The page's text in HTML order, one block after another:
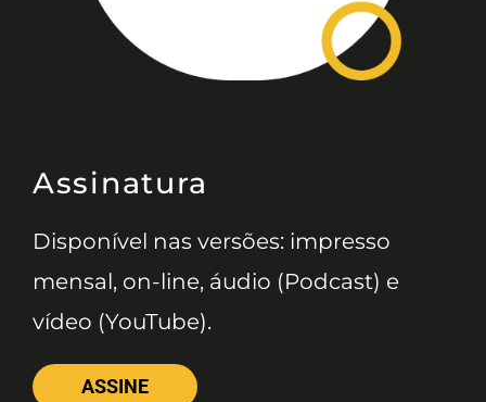
Assinatura
Disponível nas versões: impresso
mensal, on-line, áudio (Podcast) e
vídeo (YouTube).
ASSINE